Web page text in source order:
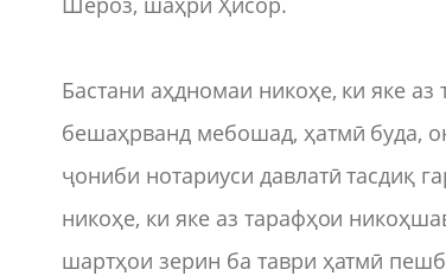
Бастани аҳдномаи никоҳе, ки яке
бешаҳрванд мебошад, ҳатмӣ буда,
ҷониби нотариуси давлатӣ тасдиқ
никоҳе, ки яке аз тарафҳои
шартҳои зерин ба таври ҳатмӣ